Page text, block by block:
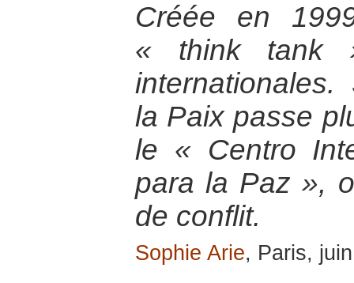
Créée en
« think tank
la Paix passe
le « Centro
para la Paz »,
de conflit.
Sophie Arie, Paris,